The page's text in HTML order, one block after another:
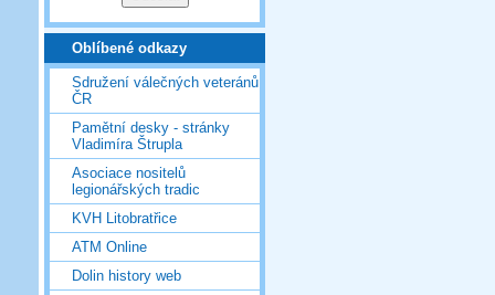
Oblíbené odkazy
Sdružení válečných veteránů
ČR
Pamětní desky - stránky
Vladimíra Štrupla
Asociace nositelů
legionářských tradic
KVH Litobratřice
ATM Online
Dolin history web